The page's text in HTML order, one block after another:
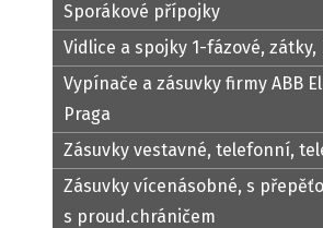
Sporákové přípojky
Vidlice a spojky 1-fázové,
Vypínače a zásuvky firmy ABB
Praga
Zásuvky vestavné, telefonní,
Zásuvky vícenásobné, s
s proud.chráničem